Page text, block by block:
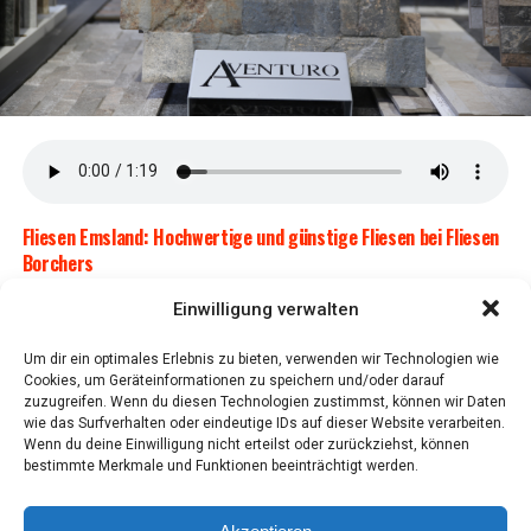
Einwilligung verwalten
Um dir ein optimales Erlebnis zu bieten, verwenden wir Technologien wie
Cookies, um Geräteinformationen zu speichern und/oder darauf
zuzugreifen. Wenn du diesen Technologien zustimmst, können wir Daten
wie das Surfverhalten oder eindeutige IDs auf dieser Website verarbeiten.
Wenn du deine Einwilligung nicht erteilst oder zurückziehst, können
bestimmte Merkmale und Funktionen beeinträchtigt werden.
tet weni­ger War­tung und mehr Fahrspaß.
KOGA Evia
Opti­ma­ler Fahr­kom­fort mit KOGA
Flie­sen Ems­land: Hoch­wer­ti­ge und güns­ti­ge Flie­sen bei Flie­sen
Borchers
Ent­de­cken Sie bei Flie­sen Bor­chers im Ems­land eine
Erfah­ren Sie, wor­auf Sie beim Kauf ach­ten soll­ten, um
die bes­ten Flie­sen für Ihr Zuhau­se zu finden.
War­um Flie­sen Bor­chers die bes­te
Wahl im Ems­land ist